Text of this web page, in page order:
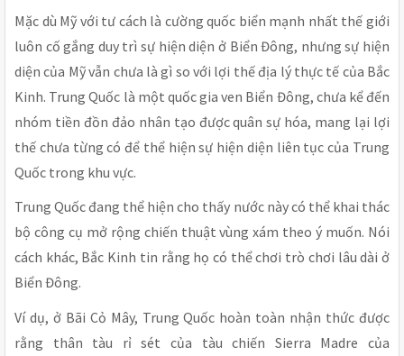
Mặc dù Mỹ với tư cách là cường quốc biển mạnh nhất thế giới
luôn cố gắng duy trì sự hiện diện ở Biển Đông, nhưng sự hiện
diện của Mỹ vẫn chưa là gì so với lợi thế địa lý thực tế của Bắc
Kinh. Trung Quốc là một quốc gia ven Biển Đông, chưa kể đến
nhóm tiền đồn đảo nhân tạo được quân sự hóa, mang lại lợi
thế chưa từng có để thể hiện sự hiện diện liên tục của Trung
Quốc trong khu vực.
Trung Quốc đang thể hiện cho thấy nước này có thể khai thác
bộ công cụ mở rộng chiến thuật vùng xám theo ý muốn. Nói
cách khác, Bắc Kinh tin rằng họ có thể chơi trò chơi lâu dài ở
Biển Đông.
Ví dụ, ở Bãi Cỏ Mây, Trung Quốc hoàn toàn nhận thức được
rằng thân tàu rỉ sét của tàu chiến Sierra Madre của